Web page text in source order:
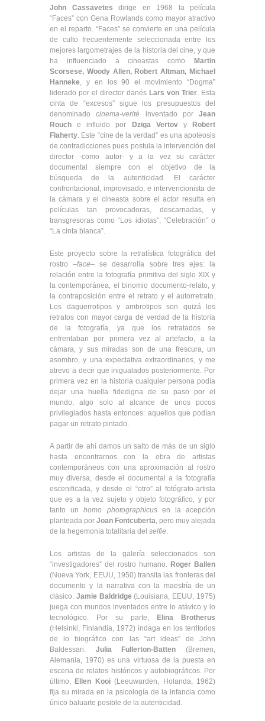
John Cassavetes dirige en 1968 la película
“Faces” con Gena Rowlands como mayor atractivo
en el reparto. “Faces” se convierte en una película
de culto frecuentemente seleccionada entre los
mejores largometrajes de la historia del cine, y que
ha influenciado a cineastas como Martin
Scorsese, Woody Allen, Robert Altman, Michael
Hanneke, y en los 90 el movimiento “Dogma”
liderado por el director danés Lars von Trier. Esta
cinta de “excesos” sigue los presupuestos del
denominadocinema-verité inventado por Jean
Rouch e influido por Dziga Vertovy Robert
Flaherty. Este “cine de la verdad” es una apoteosis
de contradicciones pues postula la intervención del
director -como autor- y a la vez su carácter
documental siempre con el objetivo de la
búsqueda de la autenticidad. El carácter
confrontacional, improvisado, e intervencionista de
la cámara y el cineasta sobre el actor resulta en
películas tan provocadoras, descarnadas, y
transgresoras como “Los idiotas”, “Celebración” o
“La cinta blanca”.
Este proyecto sobre la retratística fotográfica del
rostro –face– se desarrolla sobre tres ejes: la
relación entre la fotografía primitiva del siglo XIX y
la contemporánea, el binomio documento-relato, y
la contraposición entre el retrato y el autorretrato.
Los daguerrotipos y ambrotipos son quizá los
retratos con mayor carga de verdad de la historia
de la fotografía, ya que los retratados se
enfrentaban por primera vez al artefacto, a la
cámara, y sus miradas son de una frescura, un
asombro, y una expectativa extraordinarios, y me
atrevo a decir que inigualados posteriormente. Por
primera vez en la historia cualquier persona podía
dejar una huella fidedigna de su paso por el
mundo, algo solo al alcance de unos pocos
privilegiados hasta entonces: aquellos que podían
pagar un retrato pintado.
A partir de ahí damos un salto de más de un siglo
hasta encontrarnos con la obra de artistas
contemporáneos con una aproximación al rostro
muy diversa, desde el documental a la fotografía
escenificada, y desde el “otro” al fotógrafo-artista
que es a la vez sujeto y objeto fotográfico, y por
tanto unhomo photographicus en la acepción
planteada por Joan Fontcuberta, pero muy alejada
de la hegemonía totalitaria del selfie.
Los artistas de la galería seleccionados son
“investigadores” del rostro humano. Roger Ballen
(Nueva York, EEUU, 1950) transita las fronteras del
documento y la narrativa con la maestría de un
clásico. Jamie Baldridge (Louisiana, EEUU, 1975)
juega con mundos inventados entre lo atávico y lo
tecnológico. Por su parte, Elina Brotherus
(Helsinki, Finlandia, 1972) indaga en los territorios
de lo biográfico con las “art ideas” de John
Baldessari. Julia Fullerton-Batten(Bremen,
Alemania, 1970) es una virtuosa de la puesta en
escena de relatos históricos y autobiográficos. Por
último, Ellen Kooi(Leeuwarden, Holanda, 1962)
fija su mirada en la psicología de la infancia como
único baluarte posible de la autenticidad.